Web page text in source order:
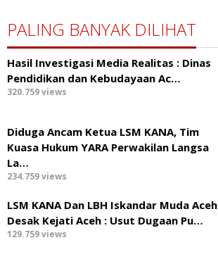
PALING BANYAK DILIHAT
Hasil Investigasi Media Realitas : ‎Dinas
Pendidikan dan Kebudayaan Ac…
320.759 views
Diduga Ancam Ketua LSM KANA, Tim
Kuasa Hukum YARA Perwakilan Langsa
La…
234.759 views
LSM KANA Dan LBH Iskandar Muda Aceh
Desak Kejati Aceh : Usut Dugaan Pu…
129.759 views